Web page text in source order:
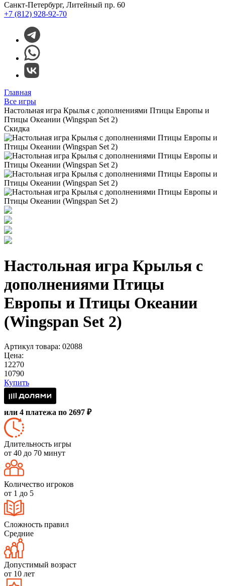
Санкт-Петербург, Литейный пр. 60
+7 (812) 928-92-70
Главная
Все игры
Настольная игра Крылья с дополнениями Птицы Европы и
Птицы Океании (Wingspan Set 2)
Скидка
Настольная игра Крылья с
дополнениями Птицы
Европы и Птицы Океании
(Wingspan Set 2)
Артикул товара: 02088
Цена:
12270
10790
Купить
или 4 платежа по 2697 ₽
Длительность игры
от 40 до 70 минут
Количество игроков
от 1 до 5
Сложность правил
Средние
Допустимый возраст
от 10 лет